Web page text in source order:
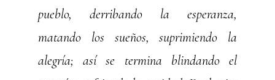
pueblo, derribando la esperanza,
matando los sueños, suprimiendo la
alegría; así se termina blindando el